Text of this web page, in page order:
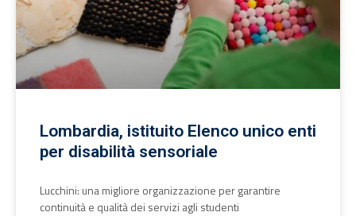
Lombardia, istituito Elenco unico enti
per disabilità sensoriale
Lucchini: una migliore organizzazione per garantire
continuità e qualità dei servizi agli studenti